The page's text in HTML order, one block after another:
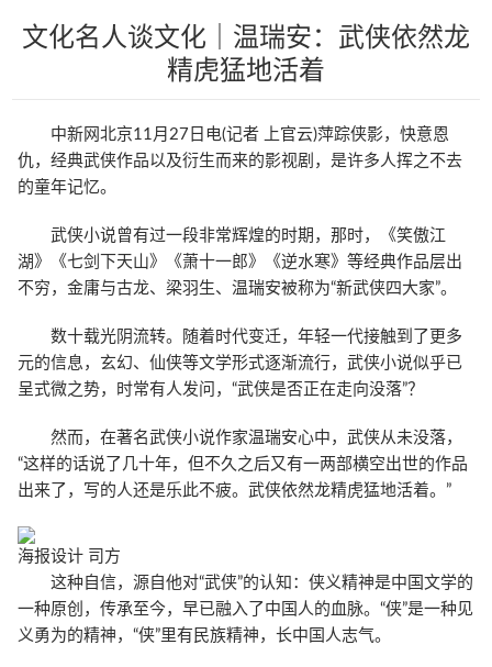
文化名人谈文化｜温瑞安：武侠依然龙
精虎猛地活着
中新网北京11月27日电(记者 上官云)萍踪侠影，快意恩
仇，经典武侠作品以及衍生而来的影视剧，是许多人挥之不去
的童年记忆。
武侠小说曾有过一段非常辉煌的时期，那时，《笑傲江
湖》《七剑下天山》《萧十一郎》《逆水寒》等经典作品层出
不穷，金庸与古龙、梁羽生、温瑞安被称为“新武侠四大家”。
数十载光阴流转。随着时代变迁，年轻一代接触到了更多
元的信息，玄幻、仙侠等文学形式逐渐流行，武侠小说似乎已
呈式微之势，时常有人发问，“武侠是否正在走向没落”？
然而，在著名武侠小说作家温瑞安心中，武侠从未没落，
“这样的话说了几十年，但不久之后又有一两部横空出世的作品
出来了，写的人还是乐此不疲。武侠依然龙精虎猛地活着。”
海报设计 司方
这种自信，源自他对“武侠”的认知：侠义精神是中国文学的
一种原创，传承至今，早已融入了中国人的血脉。“侠”是一种见
义勇为的精神，“侠”里有民族精神，长中国人志气。